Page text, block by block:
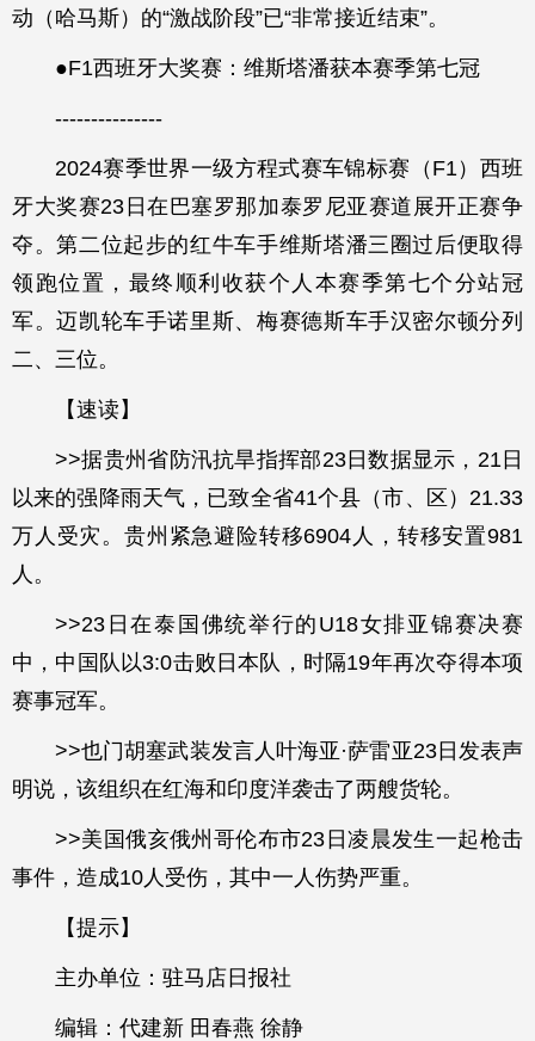
动（哈马斯）的“激战阶段”已“非常接近结束”。
●F1西班牙大奖赛：维斯塔潘获本赛季第七冠
---------------
2024赛季世界一级方程式赛车锦标赛（F1）西班
牙大奖赛23日在巴塞罗那加泰罗尼亚赛道展开正赛争
夺。第二位起步的红牛车手维斯塔潘三圈过后便取得
领跑位置，最终顺利收获个人本赛季第七个分站冠
军。迈凯轮车手诺里斯、梅赛德斯车手汉密尔顿分列
二、三位。
【速读】
>>据贵州省防汛抗旱指挥部23日数据显示，21日
以来的强降雨天气，已致全省41个县（市、区）21.33
万人受灾。贵州紧急避险转移6904人，转移安置981
人。
>>23日在泰国佛统举行的U18女排亚锦赛决赛
中，中国队以3:0击败日本队，时隔19年再次夺得本项
赛事冠军。
>>也门胡塞武装发言人叶海亚·萨雷亚23日发表声
明说，该组织在红海和印度洋袭击了两艘货轮。
>>美国俄亥俄州哥伦布市23日凌晨发生一起枪击
事件，造成10人受伤，其中一人伤势严重。
【提示】
主办单位：驻马店日报社
编辑：代建新 田春燕 徐静